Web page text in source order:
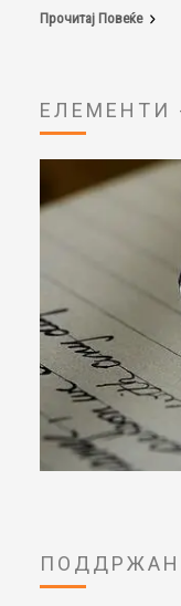
Прочитај Повеќе
ЕЛЕМЕНТИ